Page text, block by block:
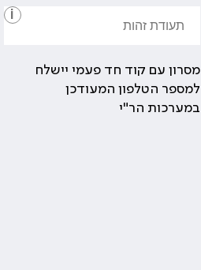
i
מסרון עם קוד חד פעמי יישלח
למספר הטלפון המעודכן
במערכות הר"י